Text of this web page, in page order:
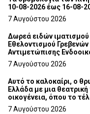
10-08-2026 έως 16-08-
7 Αυγούστου 2026
Δωρεά ειδών
Εθελοντισμού
Αντιμετώπισης
Τμήματος Γρεβενών
7 Αυγούστου 2026
Αυτό το καλοκαίρι, ο
Ελλάδα με μια
οικογένεια,
7 Αυγούστου 2026